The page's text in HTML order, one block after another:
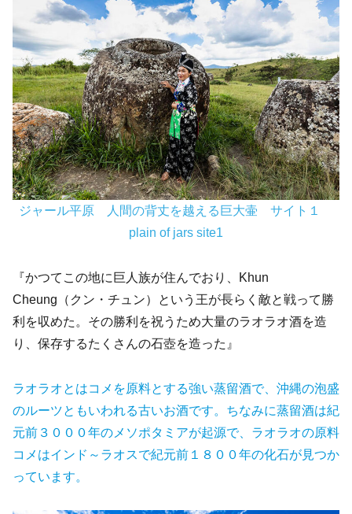
ジャール平原 人間の背丈を越える巨大壷 サイト１
plain of jars site1
『かつてこの地に巨人族が住んでおり、Khun
Cheung（クン・チュン）という王が長らく敵と戦って勝
利を収めた。その勝利を祝うため大量のラオラオ酒を造
り、保存するたくさんの石壺を造った』
ラオラオとはコメを原料とする強い蒸留酒で、沖縄の泡盛
のルーツともいわれる古いお酒です。ちなみに蒸留酒は紀
元前３０００年のメソポタミアが起源で、ラオラオの原料
コメはインド～ラオスで紀元前１８００年の化石が見つか
っています。